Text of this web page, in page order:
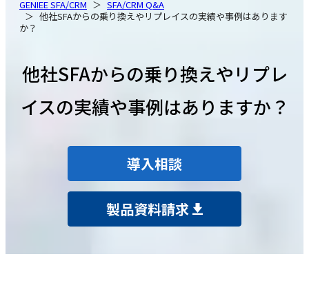
GENIEE SFA/CRM
SFA/CRM Q&A
他社SFAからの乗り換えやリプレイスの実績や事例はあります
か？
他社SFAからの乗り換えやリプレ
イスの実績や事例はありますか？
導入相談
製品資料請求